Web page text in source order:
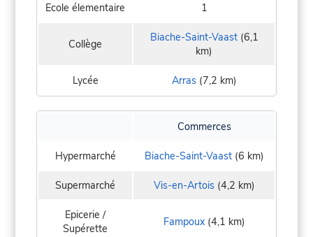
Ecole élementaire 1
Collège Biache-Saint-Vaast(6,1
km)
Lycée Arras(7,2 km)
Commerces
Hypermarché Biache-Saint-Vaast(6 km)
Supermarché Vis-en-Artois(4,2 km)
Epicerie /
Supérette
Fampoux(4,1 km)